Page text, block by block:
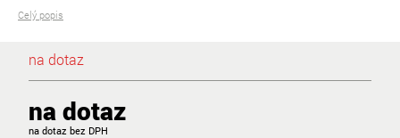
Celý popis
na dotaz
na dotaz
na dotaz